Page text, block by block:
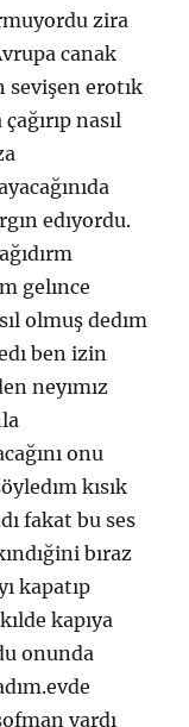
zira
canak
sevişen erotık
nasıl
edıyordu.
gelınce
olmuş dedım
ben izin
neyımız
onu
kısık
fakat bu ses
bıraz
kapatıp
kapıya
onunda
vardı